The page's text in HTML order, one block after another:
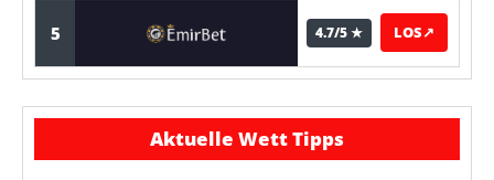
5 4.7/5 ★ LOS↗
Aktuelle Wett Tipps